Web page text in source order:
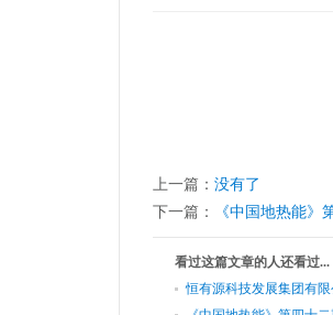
上一篇： 没有了
下一篇：
《中国地热能》
看过这篇文章的人还看过...
恒有源科技发展集团有